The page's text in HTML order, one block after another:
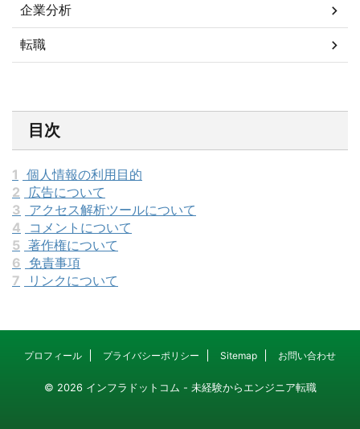
企業分析
転職
目次
1 個人情報の利用目的
2 広告について
3 アクセス解析ツールについて
4
コメントについて
5 著作権について
6 免責事項
7
リンクについて
プロフィール プライバシーポリシー Sitemap お問い合わせ
© 2026 インフラドットコム - 未経験からエンジニア転職